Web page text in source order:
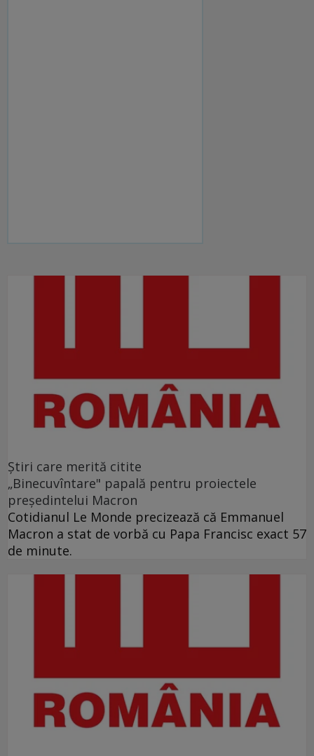
Ştiri care merită citite
„Binecuvîntare" papală pentru proiectele
preşedintelui Macron
Cotidianul Le Monde precizează că Emmanuel
Macron a stat de vorbă cu Papa Francisc exact 57
de minute.